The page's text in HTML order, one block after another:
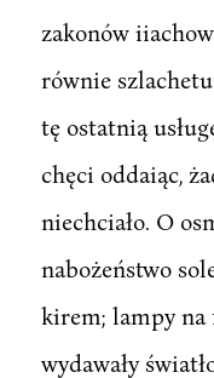
zakonów
równie
tę ostatnią
chęci oddaiąc,
niechciało. O
nabożeństwo
kirem; lampy na
wydawały